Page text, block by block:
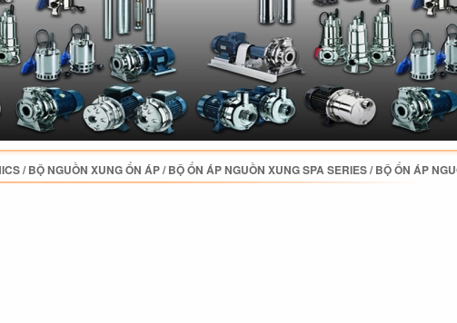
/BỘ NGUỒN XUNG ỔN ÁP/BỘ ỔN ÁP NGUỒN XUNG SPA SERIES/BỘ ỔN ÁP